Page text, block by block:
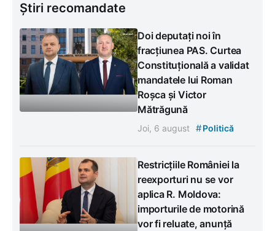
Știri recomandate
Doi deputați noi în
fracțiunea PAS. Curtea
Constituțională a validat
mandatele lui Roman
Roșca și Victor
Mătrăgună
Joi, 6 august #Politică
Restricțiile României la
reexporturi nu se vor
aplica R. Moldova:
importurile de motorină
vor fi reluate, anunță